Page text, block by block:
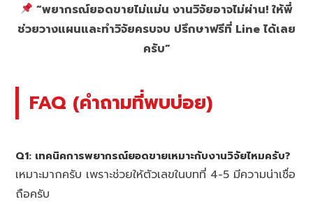
“พยากรณ์ยอดขายไม่แม่น งานวิจัยอาจไม่ผ่าน! ให้พี่
ช่วยวางแผนและทำวิจัยครบจบ ปรึกษาฟรีที่ Line ได้เลย
ครับ”
FAQ (คำถามที่พบบ่อย)
Q1: เทคนิคการพยากรณ์ยอดขายเหมาะกับงานวิจัยไหมครับ?
เหมาะมากครับ เพราะช่วยให้ตัวเลขในบทที่ 4-5 มีความน่าเชื่อ
ถือครับ